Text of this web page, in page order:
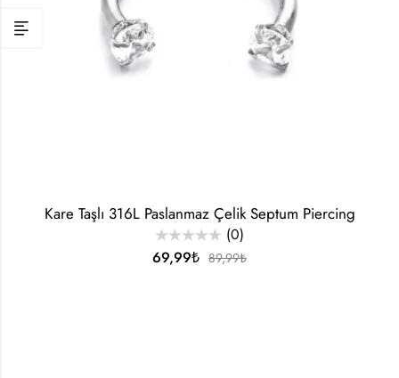
Kare Taşlı 316L Paslanmaz Çelik Septum Piercing
5
üzerinden
(0)
69,99₺ 89,99₺